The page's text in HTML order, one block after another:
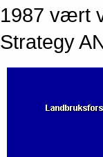
1987 vært
Strategy